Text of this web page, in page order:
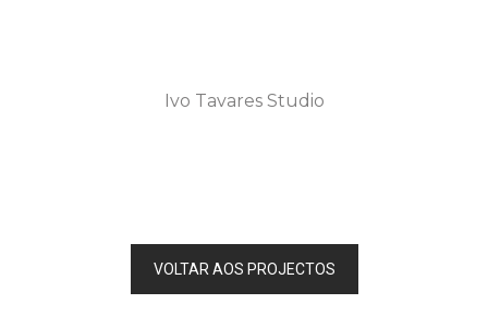
Ivo Tavares Studio
VOLTAR AOS PROJECTOS